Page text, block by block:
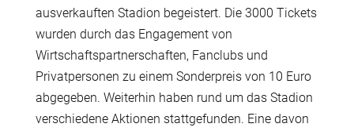
ausverkauften Stadion begeistert. Die 3000 Tickets
wurden durch das Engagement von
Wirtschaftspartnerschaften, Fanclubs und
Privatpersonen zu einem Sonderpreis von 10 Euro
abgegeben. Weiterhin haben rund um das Stadion
verschiedene Aktionen stattgefunden. Eine davon